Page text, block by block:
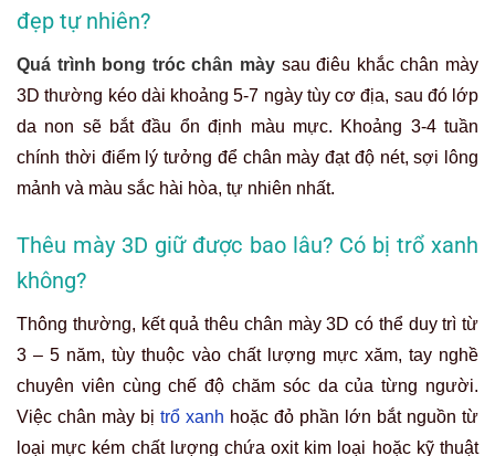
đẹp tự nhiên?
Quá trình bong tróc chân mày sau điêu khắc chân mày
3D thường kéo dài khoảng 5-7 ngày tùy cơ địa, sau đó lớp
da non sẽ bắt đầu ổn định màu mực. Khoảng 3-4 tuần
chính thời điểm lý tưởng để chân mày đạt độ nét, sợi lông
mảnh và màu sắc hài hòa, tự nhiên nhất.
Thêu mày 3D giữ được bao lâu? Có bị trổ xanh
không?
Thông thường, kết quả thêu chân mày 3D có thể duy trì từ
3 – 5 năm, tùy thuộc vào chất lượng mực xăm, tay nghề
chuyên viên cùng chế độ chăm sóc da của từng người.
Việc chân mày bị trổ xanh hoặc đỏ phần lớn bắt nguồn từ
loại mực kém chất lượng chứa oxit kim loại hoặc kỹ thuật